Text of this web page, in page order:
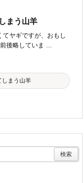
まう山羊
てヤギですが、おもし
後略していま ...
まう山羊